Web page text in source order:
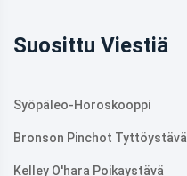
Suosittu Viestiä
Syöpäleo-Horoskooppi
Bronson Pinchot Tyttöystävä
Kelley O'hara Poikaystävä